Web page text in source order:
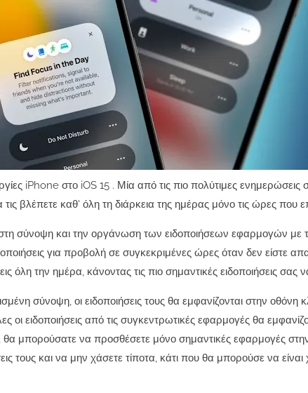
iPhone στο iOS 15 . Μία από τις πιο πολύτιμες ενημερώσεις
τις βλέπετε καθ' όλη τη διάρκεια της ημέρας μόνο τις ώρες που
σύνοψη και την οργάνωση των ειδοποιήσεων εφαρμογών με
για προβολή σε συγκεκριμένες ώρες όταν δεν είστε
όλη την ημέρα, κάνοντας τις πιο σημαντικές ειδοποιήσεις σας
σύνοψη, οι ειδοποιήσεις τους θα εμφανίζονται στην οθόνη
οι ειδοποιήσεις από τις συγκεντρωτικές εφαρμογές θα
μπορούσατε να προσθέσετε μόνο σημαντικές εφαρμογές
τους και να μην χάσετε τίποτα, κάτι που θα μπορούσε να